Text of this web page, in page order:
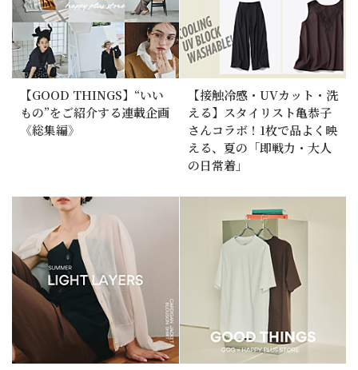
【GOOD THINGS】“いい
もの”をご紹介する連載企画
《総集編》
【接触冷感・UVカット・洗
える】スタイリスト亀恭子
さんコラボ！1枚で品よく映
える、夏の「即戦力・大人
の日常着」